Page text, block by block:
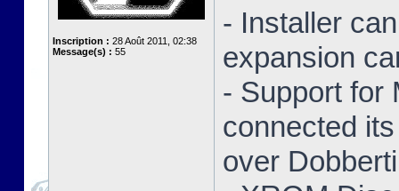
Inscription : 28 Août 2011, 02:38
Message(s) : 55
- Installer
expansion
- Support for
connected
over